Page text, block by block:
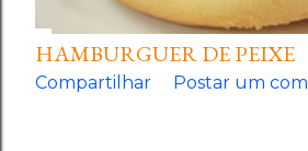
HAMBURGUER DE PEIXE
Compartilhar Postar um